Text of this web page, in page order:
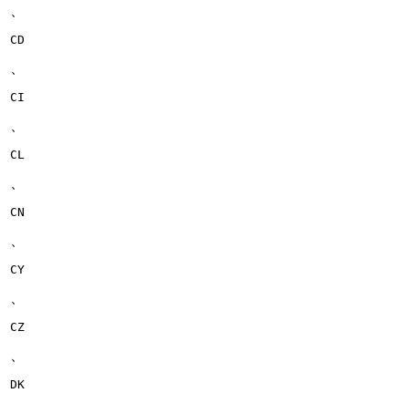
、
CD
、
CI
、
CL
、
CN
、
CY
、
CZ
、
DK